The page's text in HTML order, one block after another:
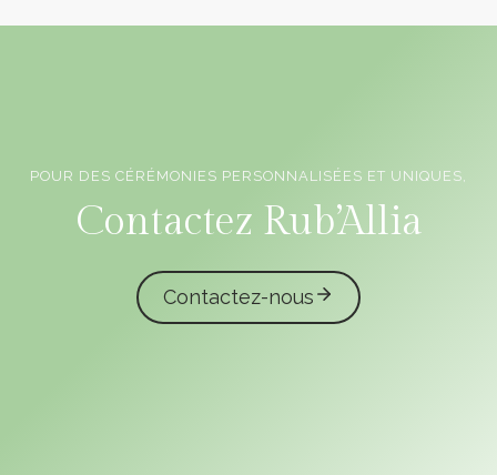
POUR DES CÉRÉMONIES PERSONNALISÉES ET UNIQUES,
Contactez Rub’Allia
Contactez-nous